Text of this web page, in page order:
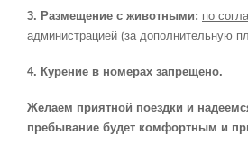
3. Размещение с животными: по
администрацией (за дополнительную
4. Курение в номерах запрещено.
Желаем приятной поездки и
пребывание будет комфортным и